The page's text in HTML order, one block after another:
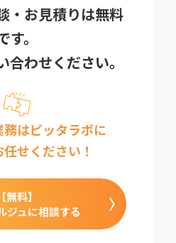
・お見積りは無料
す。
合わせください。
はピッタラボに
せください！
【無料】
ジュに相談する